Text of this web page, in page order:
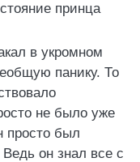
принца
в укромном
панику. То
не было уже
просто был
он знал все с